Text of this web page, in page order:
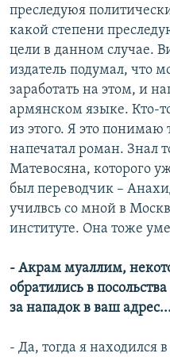
преследуюя
какой степени
цели в данном случае.
издатель подумал, что
заработать на этом, и
армянском языке. Кто-
из этого. Я это понимаю
напечатал роман. Знал
Матевосяна, которого
был переводчик –
училвсь со мной в
институте. Она тоже
- Акрам муаллим,
обратились в
за нападок в ваш адрес...
- Да, тогда я находился